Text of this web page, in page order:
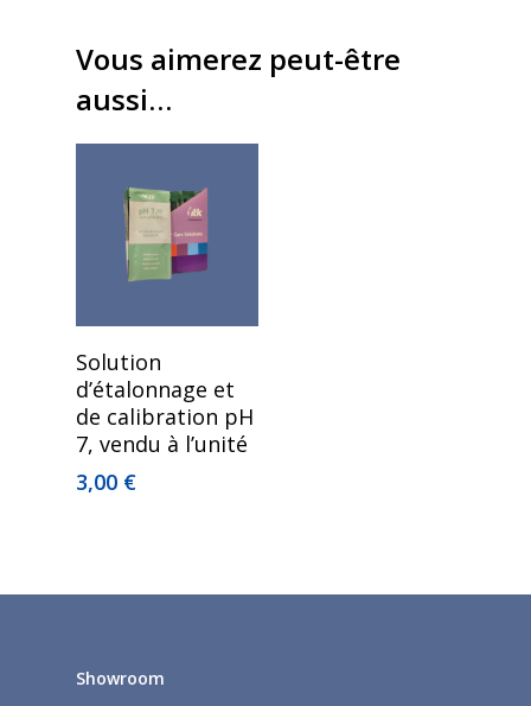
Vous aimerez peut-être
aussi…
Solution
d’étalonnage et
de calibration pH
7, vendu à l’unité
3,00 €
Showroom